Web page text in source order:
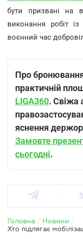
бути призвані на
виконання робіт
воєнний час
Про бронювання
практичній
LIGA360. Свіжа
яснення
Замовте
сьогодні.
Головна / Новини /